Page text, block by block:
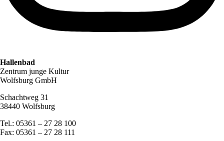
Hallenbad
Zentrum junge Kultur
Wolfsburg GmbH
Schachtweg 31
38440 Wolfsburg
Tel.: 05361 – 27 28 100
Fax: 05361 – 27 28 111